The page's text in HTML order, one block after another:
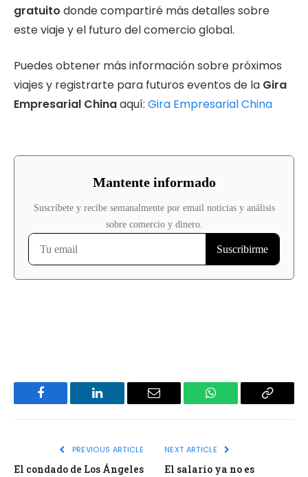
gratuito donde compartiré más detalles sobre
este viaje y el futuro del comercio global.
Puedes obtener más información sobre próximos
viajes y registrarte para futuros eventos de la Gira
Empresarial Chinaaquí: Gira Empresarial China
Facebook LinkedIn Email WhatsApp Copy
PREVIOUS ARTICLE
El condado de Los Ángeles
NEXT ARTICLE
El salario ya no es